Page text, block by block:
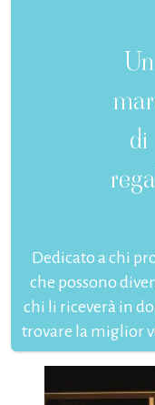
Un
di
Dedicato a chi
che possono
chi li riceverà in
trovare la miglior